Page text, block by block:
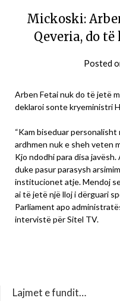
Mickoski:
Qeveria, do
Posted
Arben Fetai nuk do të jetë
deklaroi sonte kryeministri
“Kam biseduar
ardhmen nuk e sheh veten
Kjo ndodhi para disa
duke pasur parasysh
institucionet atje. Mendoj
ai të jetë një lloj i dërguari
Parliament apo
intervistë për Sitel TV.
Lajmet e fundit…